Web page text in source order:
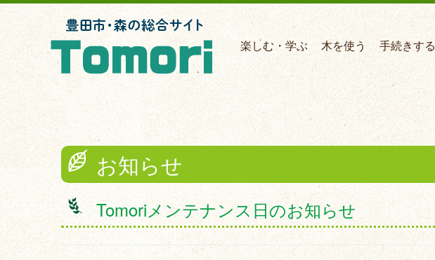
楽しむ・学ぶ 木を使う 手続きする
お知らせ
Tomoriメンテナンス日のお知らせ